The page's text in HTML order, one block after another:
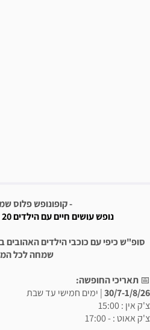
- קופונופש פלוס
נופש עושים חיים עם הילדים 20 בלאונרדו קלאב טבריה
סופ"ש כיפי עם כוכבי הילדים האהובים
שמחה לכל
📅 תאריכי החופשה:
30/7-1/8/26| ימים חמישי עד שבת
צ'ק אין : 15:00
צ'ק אאוט : - 17:00